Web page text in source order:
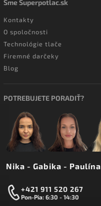
Sme Superpotlac.sk
Kontakty
O spoločnosti
Technológie tlače
Firemné darčeky
Blog
POTREBUJETE PORADIŤ?
Nika - Gabika - Paulína
+421 911 520 267
Pon-Pia: 6:30 - 14:30